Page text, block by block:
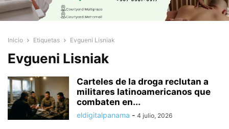
Inicio Etiquetas Evgueni Lisniak
Evgueni Lisniak
Carteles de la droga reclutan a
militares latinoamericanos que
combaten en...
eldigitalpanama - 4 julio, 2026